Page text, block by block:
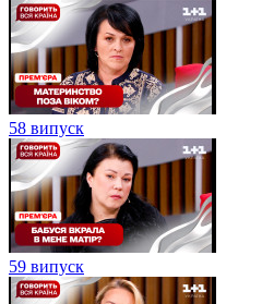
58 випуск
59 випуск